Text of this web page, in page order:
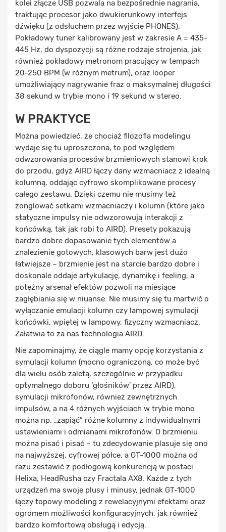
kolei złącze USB pozwala na bezpośrednie nagrania,
traktując procesor jako dwukierunkowy interfejs
dźwięku (z odsłuchem przez wyjście PHONES).
Pokładowy tuner kalibrowany jest w zakresie A = 435-
445 Hz, do dyspozycji są różne rodzaje strojenia, jak
również pokładowy metronom pracujący w tempach
20-250 BPM (w różnym metrum), oraz looper
umożliwiający nagrywanie fraz o maksymalnej długości
38 sekund w trybie mono i 19 sekund w stereo.
W PRAKTYCE
Można powiedzieć, że chociaż filozofia modelingu
wydaje się tu uproszczona, to pod względem
odwzorowania procesów brzmieniowych stanowi krok
do przodu, gdyż AIRD łączy dany wzmacniacz z idealną
kolumną, oddając cyfrowo skomplikowane procesy
całego zestawu. Dzięki czemu nie musimy też
żonglować setkami wzmacniaczy i kolumn (które jako
statyczne impulsy nie odwzorowują interakcji z
końcówką, tak jak robi to AIRD). Presety pokazują
bardzo dobre dopasowanie tych elementów a
znalezienie gotowych, klasowych barw jest dużo
łatwiejsze – brzmienie jest na starcie bardzo dobre i
doskonale oddaje artykulację, dynamikę i feeling, a
potężny arsenał efektów pozwoli na miesiące
zagłębiania się w niuanse. Nie musimy się tu martwić o
wyłączanie emulacji kolumn czy lampowej symulacji
końcówki, wpiętej w lampowy, fizyczny wzmacniacz.
Załatwia to za nas technologia AIRD.
Nie zapominajmy, że ciągle mamy opcję korzystania z
symulacji kolumn (mocno ograniczoną, co może być
dla wielu osób zaletą, szczególnie w przypadku
optymalnego doboru ‘głośników’ przez AIRD),
symulacji mikrofonów, również zewnętrznych
impulsów, a na 4 różnych wyjściach w trybie mono
można np. „zapiąć” różne kolumny z indywidualnymi
ustawieniami i odmianami mikrofonów. O brzmieniu
można pisać i pisać – tu zdecydowanie plasuje się ono
na najwyższej, cyfrowej półce, a GT-1000 można od
razu zestawić z podłogową konkurencją w postaci
Helixa, HeadRusha czy Fractala AX8. Każde z tych
urządzeń ma swoje plusy i minusy, jednak GT-1000
łączy topowy modeling z rewelacyjnymi efektami oraz
ogromem możliwości konfiguracyjnych, jak również
bardzo komfortową obsługą i edycją.